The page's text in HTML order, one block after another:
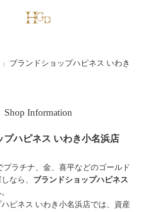
ブランドショップハピネス いわき
Shop Information
プハピネス いわき小名浜店
プラチナ、金、喜平などのゴールド
なら、 ブランドショップハピネス
ピネス いわき小名浜店では、資産